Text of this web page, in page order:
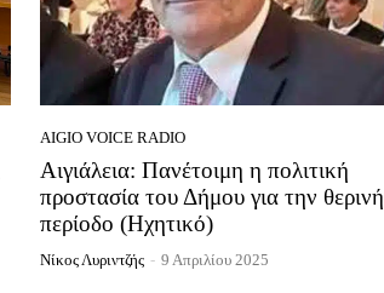
AIGIO VOICE RADIO
Αιγιάλεια: Πανέτοιμη η πολιτική
προστασία του Δήμου για την θερινή
περίοδο (Ηχητικό)
Νίκος Λυριντζής - 9 Απριλίου 2025